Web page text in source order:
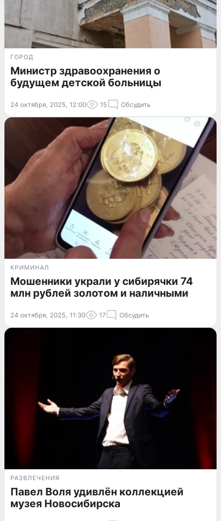
ГОРОД
Министр здравоохранения о
будущем детской больницы
24 октября, 2025, 12:00 15 Обсудить
КРИМИНАЛ
Мошенники украли у сибирячки 74
млн рублей золотом и наличными
24 октября, 2025, 11:30 17 Обсудить
РАЗВЛЕЧЕНИЯ
Павел Воля удивлён коллекцией
музея Новосибирска